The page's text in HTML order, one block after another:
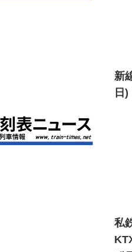
新
日)
私